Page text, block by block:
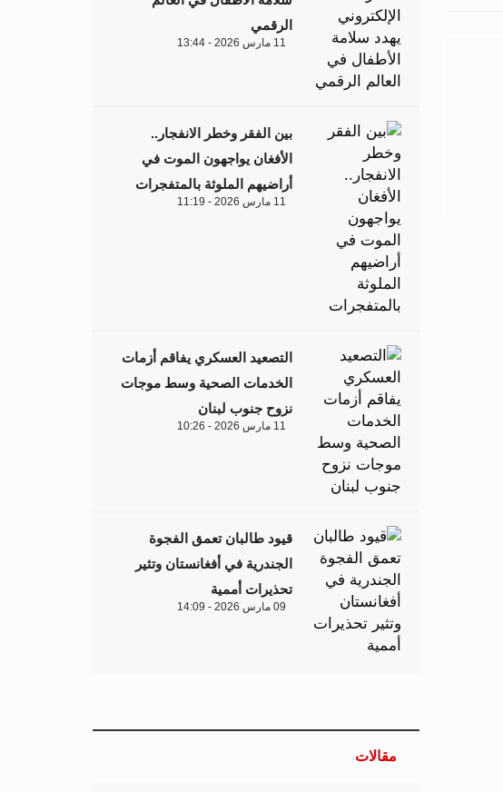
الرقمي
11 مارس 2026 - 13:44
بين الفقر وخطر الانفجار..
الأفغان يواجهون الموت في
أراضيهم الملوثة بالمتفجرات
11 مارس 2026 - 11:19
التصعيد العسكري يفاقم أزمات
الخدمات الصحية وسط موجات
نزوح جنوب لبنان
11 مارس 2026 - 10:26
قيود طالبان تعمق الفجوة
الجندرية في أفغانستان وتثير
تحذيرات أممية
09 مارس 2026 - 14:09
مقالات